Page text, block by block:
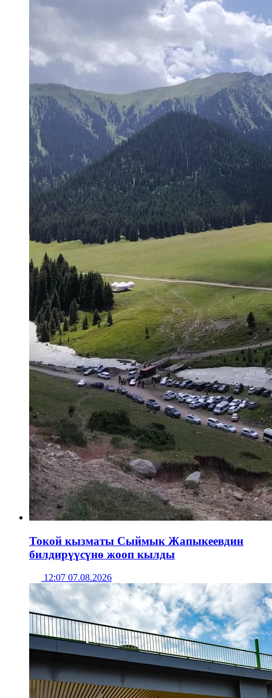
Токой кызматы Сыймык Жапыкеевдин
билдирүүсүнө жооп кылды
12:07 07.08.2026